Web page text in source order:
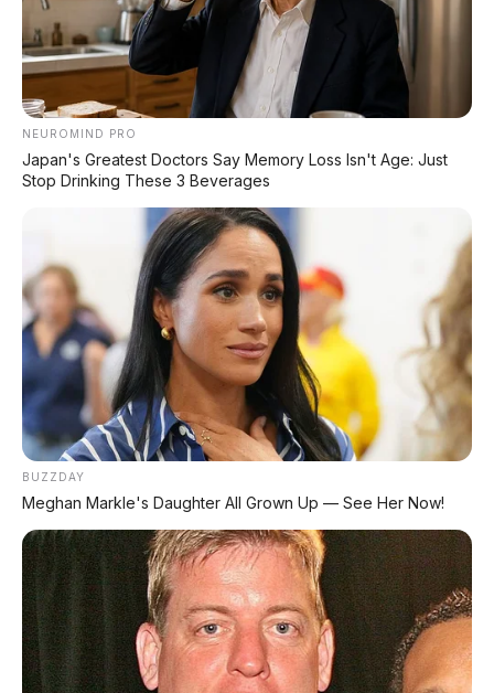
Leapmotor B01: Sedan Listrik Kompak 800V dengan
Range 670 Km
Huawei AITO M9: SUV Premium 903 HP dengan
Teknologi Huawei Full-Stack
Xpeng GX: SUV Full-Size Premium dengan AI Turing &
Range 1.585 Km
BYD Leopard 8: SUV Off-Road PHEV 748 HP Siap
Tantang Land Cruiser!
MG 4X: SUV Listrik Kompak dengan Baterai Semi-
Solid-State & Range 610 Km
Maextro V800: MPV Ultra-Mewah EREV 531 HP
Penantang Toyota Alphard
NEUROMIND PRO
Japan's Greatest Doctors Say Memory Loss Isn't Age: Just
Stop Drinking These 3 Beverages
BUZZDAY
Meghan Markle's Daughter All Grown Up — See Her Now!